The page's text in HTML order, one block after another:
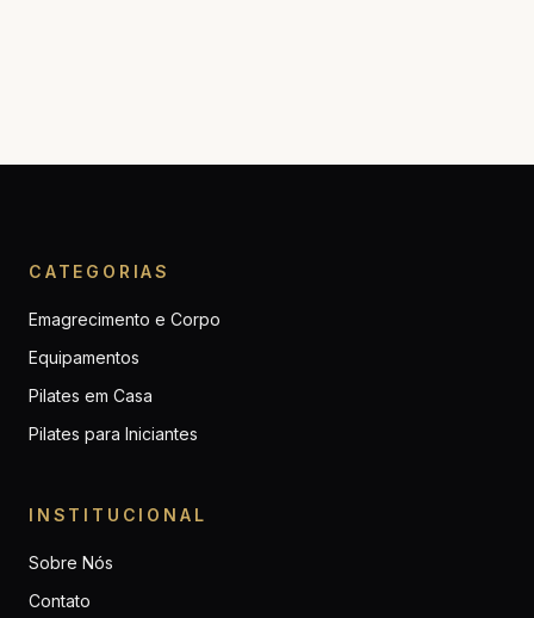
CATEGORIAS
Emagrecimento e Corpo
Equipamentos
Pilates em Casa
Pilates para Iniciantes
INSTITUCIONAL
Sobre Nós
Contato